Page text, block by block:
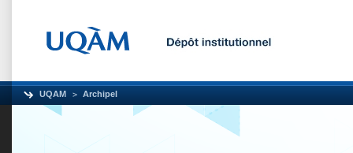
UQAM Archipel